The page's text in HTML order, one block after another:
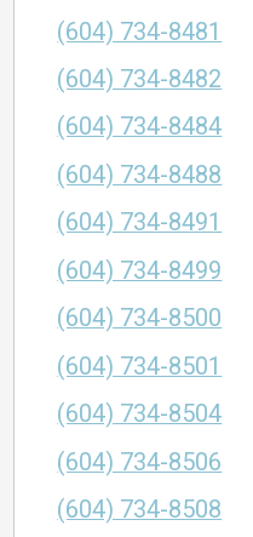
(604) 734-8481
(604) 734-8482
(604) 734-8484
(604) 734-8488
(604) 734-8491
(604) 734-8499
(604) 734-8500
(604) 734-8501
(604) 734-8504
(604) 734-8506
(604) 734-8508